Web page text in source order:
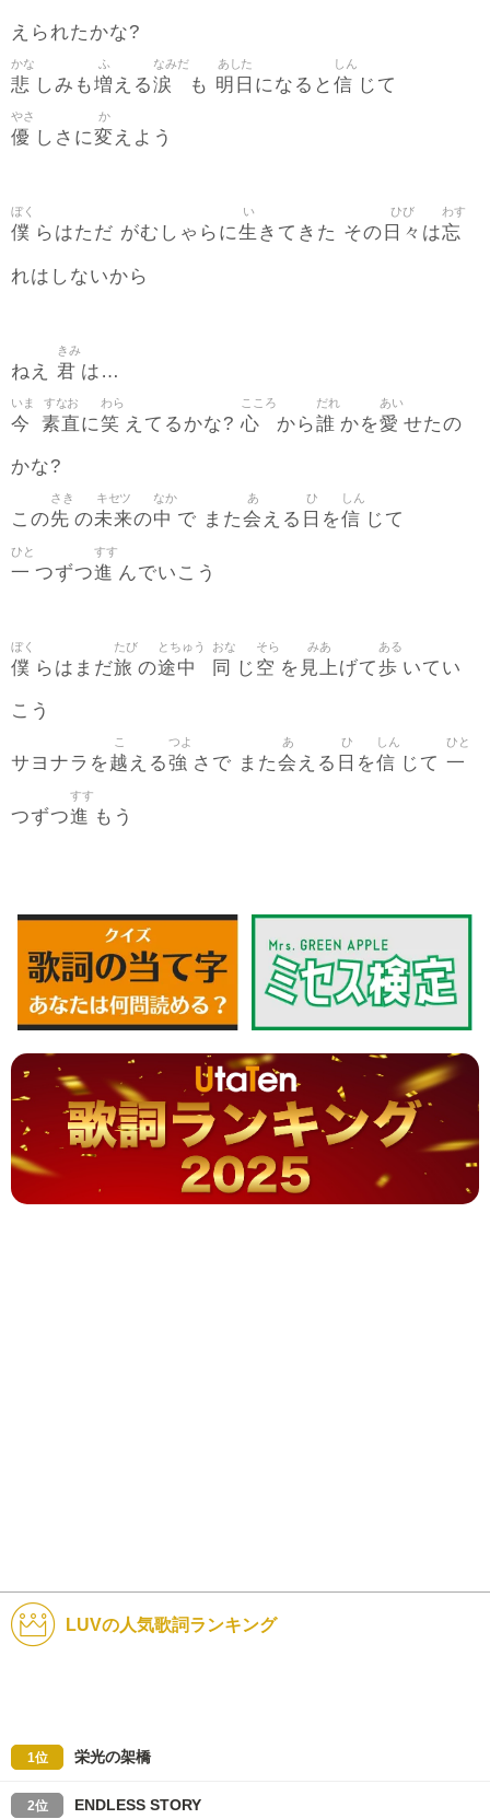
えられたかな?
悲
かな
しみも増
ふ
える涙
なみだ
も 明日
あした
になると 信
しん
じて
優
やさ
しさに変
か
えよう
僕
ぼく
らはただ がむしゃらに生
い
きてきた その 日々
ひび
は忘
わす
れはしないから
ねえ 君
きみ
は…
今
いま
素直
すなお
に笑
わら
えてるかな? 心
こころ
から誰
だれ
かを愛
あい
せたの
かな?
この先
さき
の未来
キセツ
の中
なか
で また会
あ
える 日
ひ
を信
しん
じて
一
ひと
つずつ進
すす
んでいこう
僕
ぼく
らはまだ旅
たび
の途中
とちゅう
同
おな
じ 空
そら
を 見上
みあ
げて歩
ある
いてい
こう
サヨナラを越
こ
える強
つよ
さで また会
あ
える 日
ひ
を信
しん
じて 一
ひと
つずつ進
すす
もう
LUVの人気歌詞ランキング
1位 栄光の架橋
2位 ENDLESS STORY